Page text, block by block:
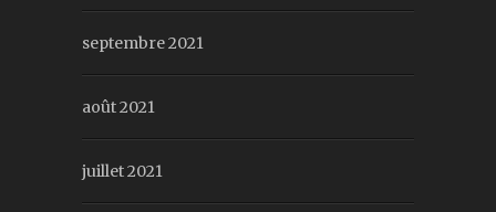
septembre 2021
août 2021
juillet 2021